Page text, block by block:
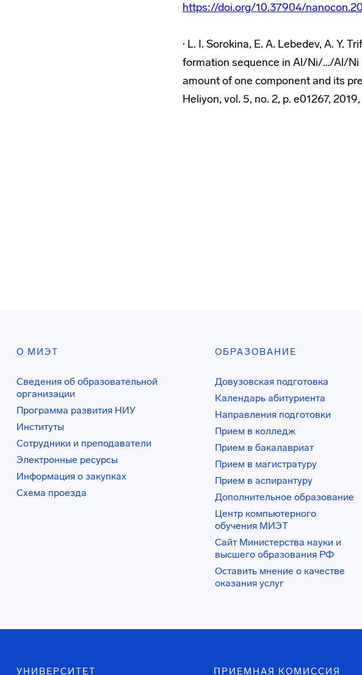
https://doi.org/10.37904/
· L. I. Sorokina, E. A. Lebedev, A. Y.
formation sequence in Al/Ni/…/Al/Ni
amount of one component and its
Heliyon, vol. 5, no. 2, p. e01267, 2019,
О МИЭТ
Сведения об образовательной
организации
Программа развития НИУ
Институты
Сотрудники и преподаватели
Электронные ресурсы
Информация о закупках
Схема проезда
ОБРАЗОВАНИЕ
Довузовская подготовка
Календарь абитуриента
Направления подготовки
Прием в колледж
Прием в бакалавриат
Прием в магистратуру
Прием в аспирантуру
Дополнительное образование
Центр компьютерного
обучения МИЭТ
Сайт Министерства науки и
высшего образования РФ
Оставить мнение о качестве
оказания услуг
УНИВЕРСИТЕТ ПРИЕМНАЯ КОМИССИЯ